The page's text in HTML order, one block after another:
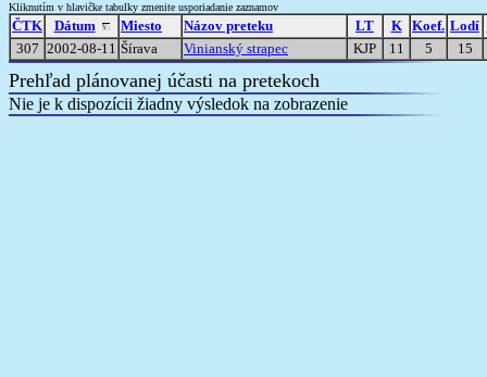
Kliknutím v hlavičke tabulky zmenite usporiadanie zaznamov
ČTK Dátum Miesto Názov preteku LT K Koef. Lodí
307 2002-08-11 Šírava Vinianský strapec KJP 11 5 15
Prehľad plánovanej účasti na pretekoch
Nie je k dispozícii žiadny výsledok na zobrazenie